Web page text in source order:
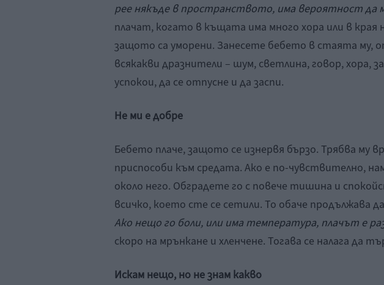
рее някъде в пространството, има вероятност да
плачат, когато в къщата има много хора или в края
защото са уморени. Занесете бебето в стаята му,
всякакви дразнители – шум, светлина, говор, хора,
успокои, да се отпусне и да заспи.
Не ми е добре
Бебето плаче, защото се изнервя бързо. Трябва му
приспособи към средата. Ако е по-чувствително,
около него. Обградете го с повече тишина и
всичко, което сте се сетили. То обаче продължава
Ако нещо го боли, или има температура, плачът е
скоро на мрънкане и хленчене. Тогава се налага да
Искам нещо, но не знам какво